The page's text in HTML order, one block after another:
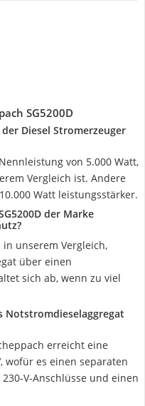
SG5200D
Diesel Stromerzeuger
von 5.000 Watt,
Vergleich ist. Andere
Watt leistungsstärker.
der Marke
unserem Vergleich,
über einen
sich ab, wenn zu viel
Notstromdieselaggregat
erreicht eine
wofür es einen separaten
V-Anschlüsse und einen